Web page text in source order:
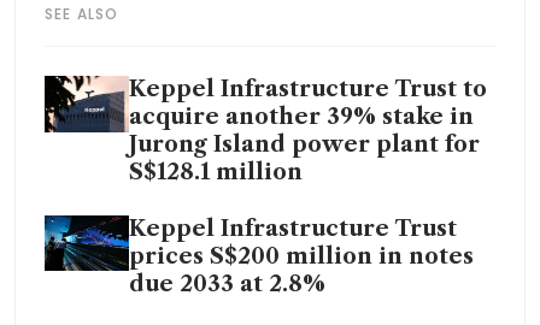
SEE ALSO
Keppel Infrastructure Trust to
acquire another 39% stake in
Jurong Island power plant for
S$128.1 million
Keppel Infrastructure Trust
prices S$200 million in notes
due 2033 at 2.8%